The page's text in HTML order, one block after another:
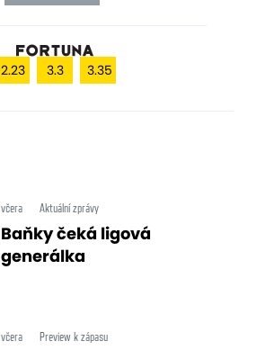
2.23 3.3 3.35
včera Aktuální zprávy
Baňky čeká ligová
generálka
včera Preview k zápasu